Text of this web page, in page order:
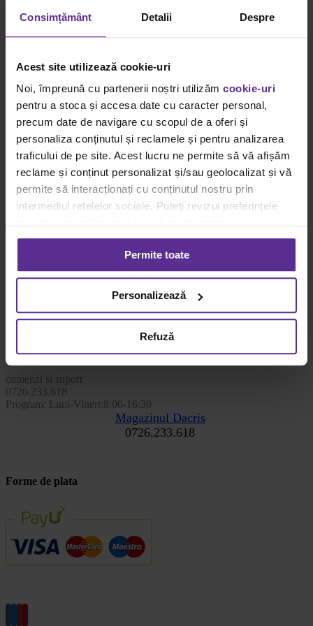
Consimțământ Detalii Despre
Acest site utilizează cookie-uri
Noi, împreună cu partenerii noștri utilizăm cookie-uri
pentru a stoca și accesa date cu caracter personal,
precum date de navigare cu scopul de a oferi și
personaliza conținutul și reclamele și pentru analizarea
traficului de pe site. Acest lucru ne permite să vă afișăm
reclame și conținut personalizat și/sau geolocalizat și vă
permite să interacționați cu conținutul nostru prin
intermediul rețelelor sociale. Puteți revizui preferințele
consimțământul oricând, făcând click pe linkul către
setările dvs. de cookie-uri.
Pentru mai multe informații, vă rugăm să revizuiți politica
Permite toate
Personalizează
Refuză
Kitul esential pentru home office
ByRucxandra Popa|2 august
depozitare,home office|
Kitul esențial pentru un home office: ce produse nu trebuie[...]
Read More
Termeni si conditii
Termeni si conditii
Politica de retur
Cum cumpar?
Achizitii prin SEAP
Contact ANPC 021-9551
Contact
comenzi si suport
0726.233.618
Program: Luni-Vineri:8:00-16:30
Magazinul Dacris
0726.233.618
Forme de plata